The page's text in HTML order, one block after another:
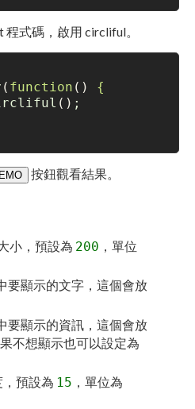
式碼，啟用 circliful。
( function ()
{
() ;
按鈕觀看結果。
小，預設為 200 ，單位
要顯示的文字，這個會放
要顯示的資訊，這個會放
不想顯示也可以設定為
，預設為 15 ，單位為